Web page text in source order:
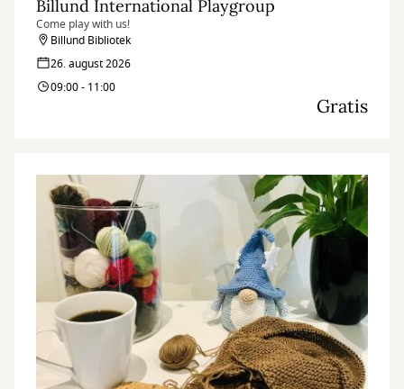
Billund International Playgroup
Come play with us!
Billund Bibliotek
26. august 2026
09:00 - 11:00
Gratis